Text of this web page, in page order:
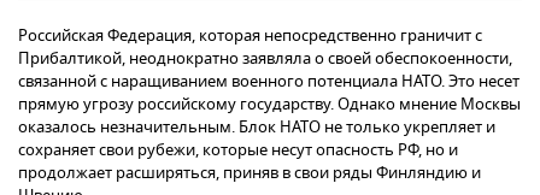
Российская Федерация, которая непосредственно граничит с
Прибалтикой, неоднократно заявляла о своей обеспокоенности,
связанной с наращиванием военного потенциала НАТО. Это несет
прямую угрозу российскому государству. Однако мнение Москвы
оказалось незначительным. Блок НАТО не только укрепляет и
сохраняет свои рубежи, которые несут опасность РФ, но и
продолжает расширяться, приняв в свои ряды Финляндию и